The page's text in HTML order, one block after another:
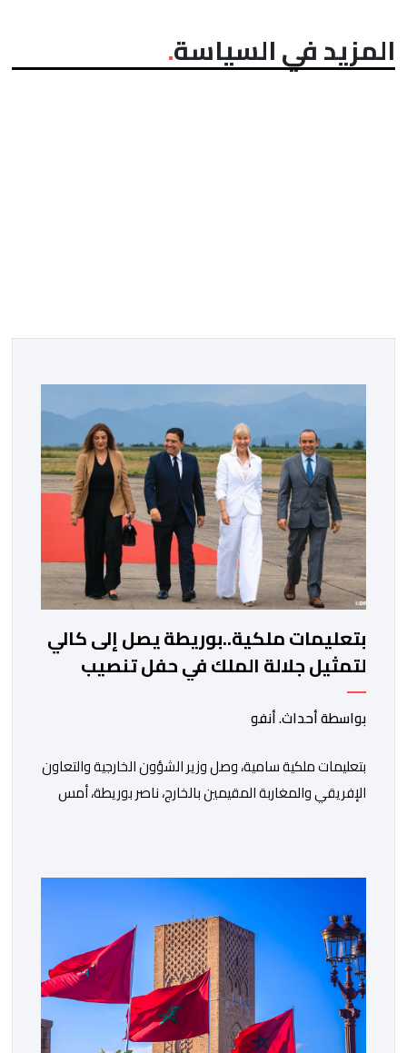
المزيد في السياسة
بتعليمات ملكية..بوريطة يصل إلى كالي
لتمثيل جلالة الملك في حفل تنصيب
الرئيس الكولومبي الجديد
بواسطة أحداث. أنفو
بتعليمات ملكية سامية، وصل وزير الشؤون الخارجية والتعاون
الإفريقي والمغاربة المقيمين بالخارج، ناصر بوريطة، أمس
الكولومبي الجديد. وكان في استقبال بوريطة، لدى وصوله،
حاكمة منطقة فال ديل كاوكا، السيدة ديليا فرانسيسكا
تورو، وعمدة سانتياغو دي كالي، السيد ألفارو أليخاندرو […]